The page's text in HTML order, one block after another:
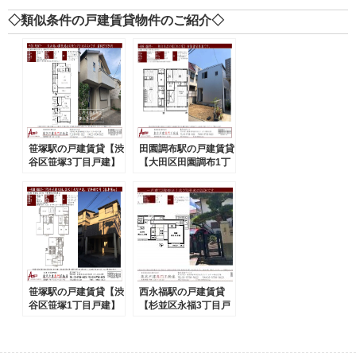
◇類似条件の戸建賃貸物件のご紹介◇
笹塚駅の戸建賃貸【渋
谷区笹塚3丁目戸建】
約済）
田園調布駅の戸建賃貸
【大田区田園調布1丁
DK VR賃貸(ご成約
済）
笹塚駅の戸建賃貸【渋
谷区笹塚1丁目戸建】
西永福駅の戸建賃貸
【杉並区永福3丁目戸